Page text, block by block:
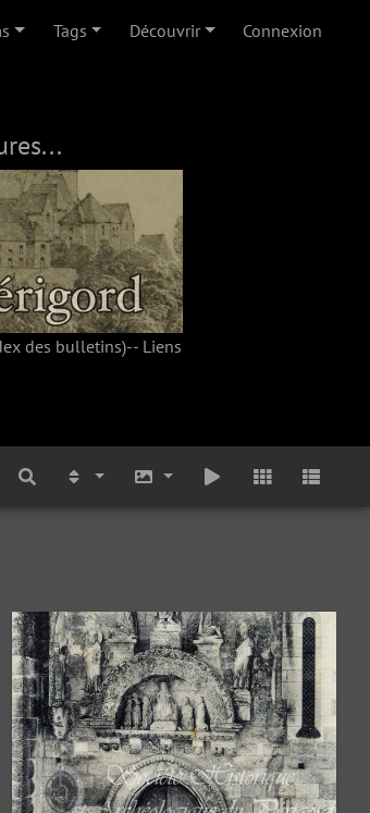
Tags Découvrir Connexion
des bulletins)-- Liens